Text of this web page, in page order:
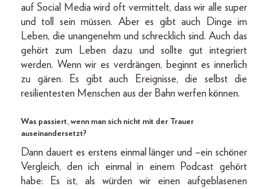
auf Social Media wird oft vermittelt, dass wir alle super
und toll sein müssen. Aber es gibt auch Dinge im
Leben, die unangenehm und schrecklich sind. Auch das
gehört zum Leben dazu und sollte gut integriert
werden. Wenn wir es verdrängen, beginnt es innerlich
zu gären. Es gibt auch Ereignisse, die selbst die
resilientesten Menschen aus der Bahn werfen können.
Was passiert, wenn man sich nicht mit der Trauer
auseinandersetzt?
Dann dauert es erstens einmal länger und –ein schöner
Vergleich, den ich einmal in einem Podcast gehört
habe: Es ist, als würden wir einen aufgeblasenen